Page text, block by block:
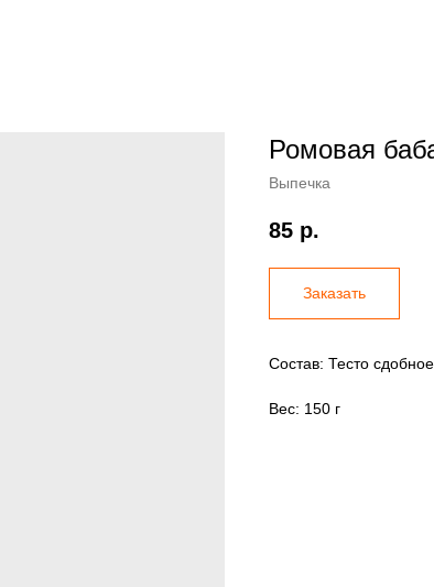
Ромовая
Выпечка
85 р.
Заказать
Состав: Тесто
Вес: 150 г